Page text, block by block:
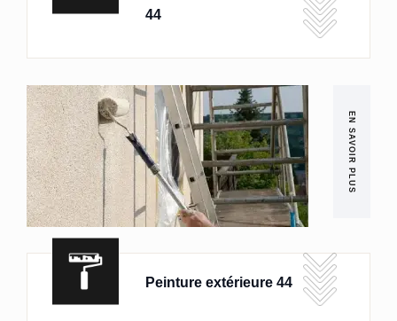
44
EN SAVOIR PLUS
Peinture extérieure 44